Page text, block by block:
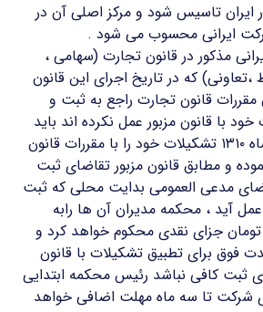
ایران تاسیس شود و مرکز اصلی آن در
ایرانی محسوب می شود .
مذکور در قانون تجارت (سهامی ،
که در تاریخ اجرای این قانون
قانون تجارت راجع به ثبت و
با قانون مزبور عمل نکرده اند باید
تا آخر شهریور ماه ۱۳۱۰ تشکیلات خود را با مقررات قانون
و مطابق قانون مزبور تقاضای ثبت
مدعی العمومی بدایت محلی که ثبت
عمل آید ، محکمه مدیران آن ها رابه
جزای نقدی محکوم خواهد کرد و
فوق برای تطبیق تشکیلات با قانون
ثبت کافی نباشد رئیس محکمه ابتدایی
شرکت تا سه ماه مهلت اضافی خواهد